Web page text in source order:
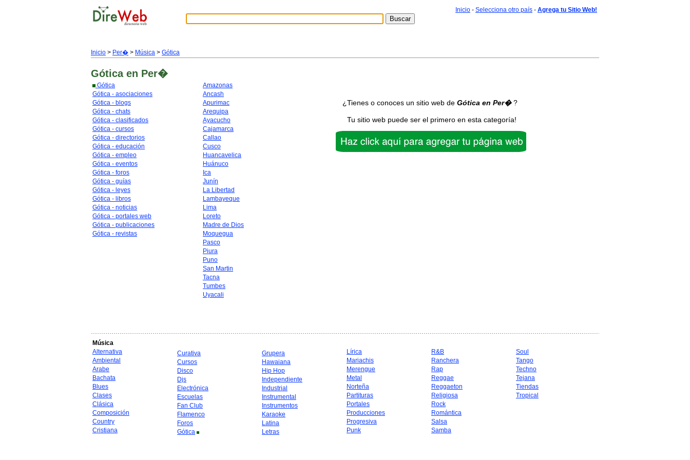
Inicio - Selecciona otro país - Agrega tu Sitio Web!
Inicio > Per� > Música > Gótica
Gótica en Per�
Gótica
Gótica - asociaciones
Gótica - blogs
Gótica - chats
Gótica - clasificados
Gótica - cursos
Gótica - directorios
Gótica - educación
Gótica - empleo
Gótica - eventos
Gótica - foros
Gótica - guías
Gótica - leyes
Gótica - libros
Gótica - noticias
Gótica - portales web
Gótica - publicaciones
Gótica - revistas
Amazonas
Ancash
Apurimac
Arequipa
Ayacucho
Cajamarca
Callao
Cusco
Huancavelica
Huánuco
Ica
Junín
La Libertad
Lambayeque
Lima
Loreto
Madre de Dios
Moquegua
Pasco
Piura
Puno
San Martin
Tacna
Tumbes
Uyacali
¿Tienes o conoces un sitio web de Gótica en Per�?
Tu sitio web puede ser el primero en esta categoría!
Música
Alternativa
Ambiental
Arabe
Bachata
Blues
Clases
Clásica
Composición
Country
Cristiana
Curativa
Cursos
Disco
Djs
Electrónica
Escuelas
Fan Club
Flamenco
Foros
Gótica
Grupera
Hawaiana
Hip Hop
Independiente
Industrial
Instrumental
Instrumentos
Karaoke
Latina
Letras
Lírica
Mariachis
Merengue
Metal
Norteña
Partituras
Portales
Producciones
Progresiva
Punk
R&B
Ranchera
Rap
Reggae
Reggaeton
Religiosa
Rock
Romántica
Salsa
Samba
Soul
Tango
Techno
Tejana
Tiendas
Tropical